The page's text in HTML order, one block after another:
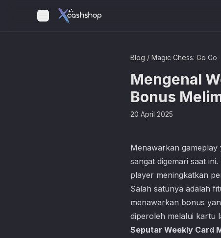
Blog / Magic Chess: Go Go
Mengenal
Bonus
20 April 2025
Menawarkan
sangat digemari saat
player meningkatkan
Salah satunya adalah
menawarkan bonus
diperoleh melalui kartu
Seputar Weekly Card